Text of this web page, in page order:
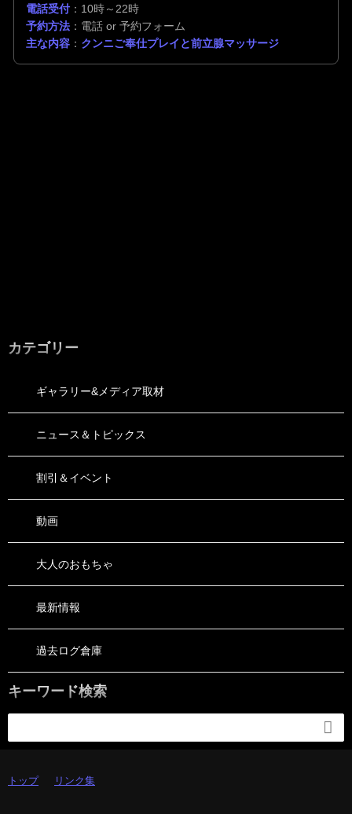
電話受付：10時～22時
予約方法 ：電話 or 予約フォーム
主な内容 ： クンニご奉仕プレイと前立腺マッサージ
カテゴリー
ギャラリー&メディア取材
ニュース＆トピックス
割引＆イベント
動画
大人のおもちゃ
最新情報
過去ログ倉庫
キーワード検索

トップ リンク集